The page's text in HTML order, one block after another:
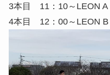
3本目 11：10～LEON A
4本目 12：00～LEON B